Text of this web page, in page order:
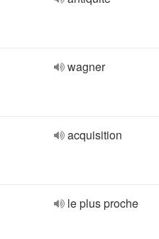
wagner
acquisition
le plus proche